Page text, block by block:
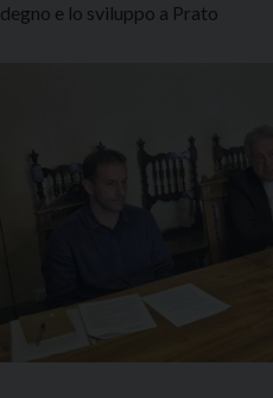
degno e lo sviluppo a Prato